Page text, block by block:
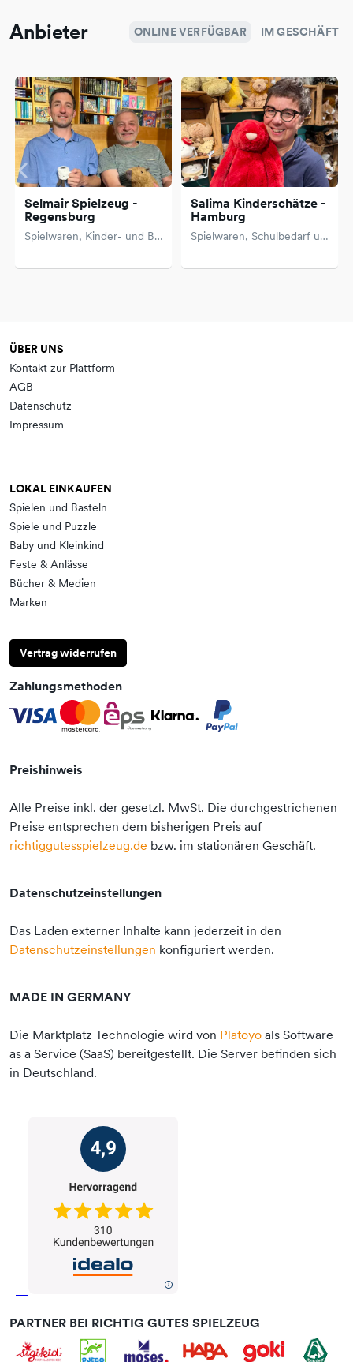
Anbieter ONLINE VERFÜGBAR IM GESCHÄFT
Selmair Spielzeug -
Regensburg
Spielwaren, Kinder- und Babybekleidung
Salima Kinderschätze -
Hamburg
Spielwaren, Schulbedarf und Ranzenberatung
ÜBER UNS
Kontakt zur Plattform
AGB
Datenschutz
Impressum
LOKAL EINKAUFEN
Spielen und Basteln
Spiele und Puzzle
Baby und Kleinkind
Feste & Anlässe
Bücher & Medien
Marken
Vertrag widerrufen
Zahlungsmethoden
Preishinweis
Alle Preise inkl. der gesetzl. MwSt. Die durchgestrichenen
Preise entsprechen dem bisherigen Preis auf
richtiggutesspielzeug.de bzw. im stationären Geschäft.
Datenschutzeinstellungen
Das Laden externer Inhalte kann jederzeit in den
Datenschutzeinstellungen konfiguriert werden.
MADE IN GERMANY
Die Marktplatz Technologie wird von Platoyo als Software
as a Service (SaaS) bereitgestellt. Die Server befinden sich
in Deutschland.
PARTNER BEI RICHTIG GUTES SPIELZEUG